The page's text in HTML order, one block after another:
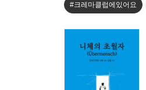
#크레마클럽에있어요